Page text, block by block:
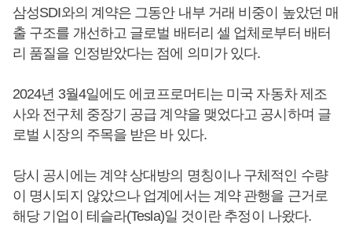
삼성SDI와의 계약은 그동안 내부 거래 비중이 높았던 매
출 구조를 개선하고 글로벌 배터리 셀 업체로부터 배터
리 품질을 인정받았다는 점에 의미가 있다.
2024년 3월4일에도 에코프로머티는 미국 자동차 제조
사와 전구체 중장기 공급 계약을 맺었다고 공시하며 글
로벌 시장의 주목을 받은 바 있다.
당시 공시에는 계약 상대방의 명칭이나 구체적인 수량
이 명시되지 않았으나 업계에서는 계약 관행을 근거로
해당 기업이 테슬라(Tesla)일 것이란 추정이 나왔다.